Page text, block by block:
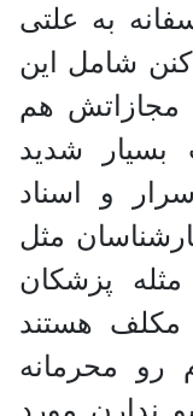
به علتی
شامل این
میشن که مجازاتش هم
بسیار شدید
اسرار و اسناد
مثل
پزشکان
هستند
رو محرمانه